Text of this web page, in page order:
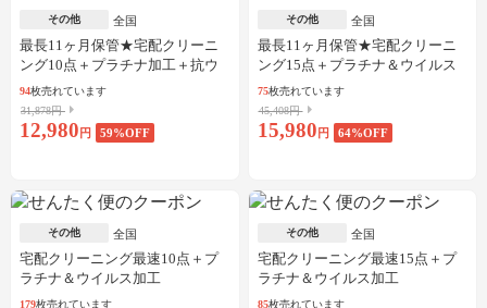
その他 全国
最長11ヶ月保管★宅配クリーニ
ング10点＋プラチナ加工＋抗ウ
イルス加工
94枚売れています
31,878円
12,980 円 59%OFF
その他 全国
最長11ヶ月保管★宅配クリーニ
ング15点＋プラチナ＆ウイルス
加工
75枚売れています
45,408円
15,980 円 64%OFF
その他 全国
宅配クリーニング最速10点＋プ
ラチナ＆ウイルス加工
179枚売れています
その他 全国
宅配クリーニング最速15点＋プ
ラチナ＆ウイルス加工
85枚売れています